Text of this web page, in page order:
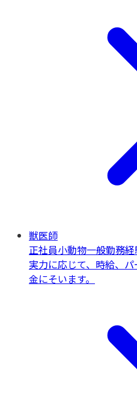
獣医師
正社員小動物一般勤務
実力に応じて、時給、
金にそいます。